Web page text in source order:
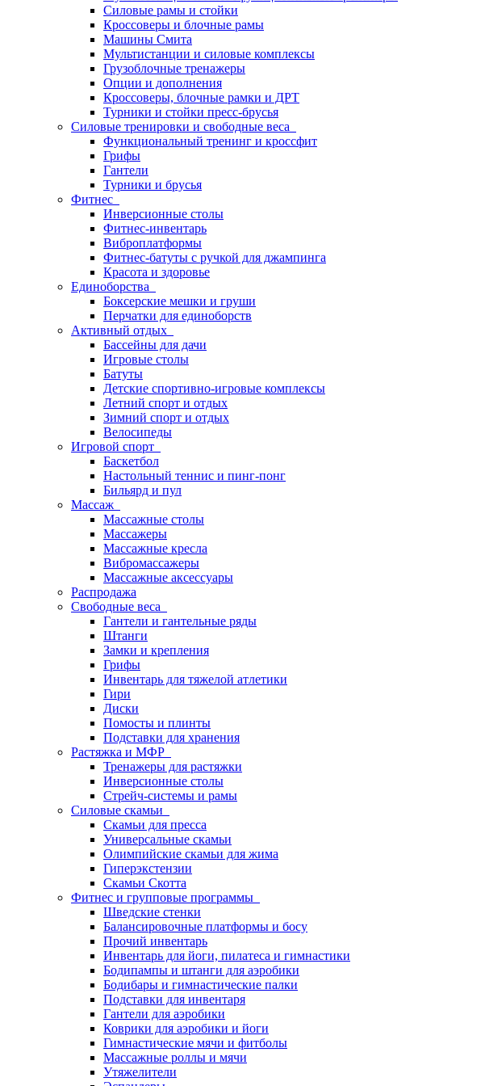
Силовые рамы и стойки
Кроссоверы и блочные рамы
Машины Смита
Мультистанции и силовые комплексы
Грузоблочные тренажеры
Опции и дополнения
Кроссоверы, блочные рамки и ДРТ
Турники и стойки пресс-брусья
Силовые тренировки и свободные веса
Функциональный тренинг и кроссфит
Грифы
Гантели
Турники и брусья
Фитнес
Инверсионные столы
Фитнес-инвентарь
Виброплатформы
Фитнес-батуты с ручкой для джампинга
Красота и здоровье
Единоборства
Боксерские мешки и груши
Перчатки для единоборств
Активный отдых
Бассейны для дачи
Игровые столы
Батуты
Детские спортивно-игровые комплексы
Летний спорт и отдых
Зимний спорт и отдых
Велосипеды
Игровой спорт
Баскетбол
Настольный теннис и пинг-понг
Бильярд и пул
Массаж
Массажные столы
Массажеры
Массажные кресла
Вибромассажеры
Массажные аксессуары
Распродажа
Свободные веса
Гантели и гантельные ряды
Штанги
Замки и крепления
Грифы
Инвентарь для тяжелой атлетики
Гири
Диски
Помосты и плинты
Подставки для хранения
Растяжка и МФР
Тренажеры для растяжки
Инверсионные столы
Стрейч-системы и рамы
Силовые скамьи
Скамьи для пресса
Универсальные скамьи
Олимпийские скамьи для жима
Гиперэкстензии
Скамьи Скотта
Фитнес и групповые программы
Шведские стенки
Балансировочные платформы и босу
Прочий инвентарь
Инвентарь для йоги, пилатеса и гимнастики
Бодипампы и штанги для аэробики
Бодибары и гимнастические палки
Подставки для инвентаря
Гантели для аэробики
Коврики для аэробики и йоги
Гимнастические мячи и фитболы
Массажные роллы и мячи
Утяжелители